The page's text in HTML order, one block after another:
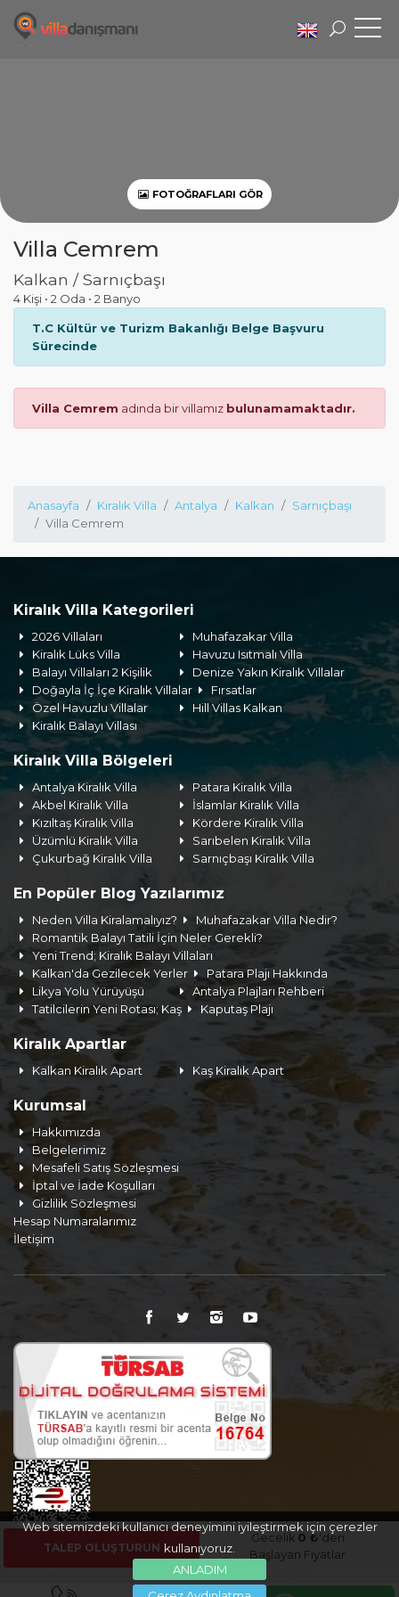
FOTOĞRAFLARI GÖR
Villa Cemrem
Kalkan / Sarnıçbaşı
4 Kişi • 2 Oda • 2 Banyo
T.C Kültür ve Turizm Bakanlığı Belge Başvuru
Sürecinde
Villa Cemrem adında bir villamız bulunamamaktadır.
Anasayfa Kiralık Villa Antalya Kalkan
Sarnıçbaşı
Villa Cemrem
Kiralık Villa Kategorileri
2026 Villaları
Muhafazakar Villa
Kiralık Lüks Villa
Havuzu Isıtmalı Villa
Balayı Villaları 2 Kişilik
Denize Yakın Kiralık Villalar
Doğayla İç İçe Kiralık Villalar
Fırsatlar
Özel Havuzlu Villalar
Hill Villas Kalkan
Kiralık Balayı Villası
Kiralık Villa Bölgeleri
Antalya Kiralık Villa
Patara Kiralık Villa
Akbel Kiralık Villa
İslamlar Kiralık Villa
Kızıltaş Kiralık Villa
Kördere Kiralık Villa
Üzümlü Kiralık Villa
Sarıbelen Kiralık Villa
Çukurbağ Kiralık Villa
Sarnıçbaşı Kiralık Villa
En Popüler Blog Yazılarımız
Neden Villa Kiralamalıyız?
Muhafazakar Villa Nedir?
Romantik Balayı Tatili İçin Neler Gerekli?
Yeni Trend; Kiralık Balayı Villaları
Kalkan'da Gezilecek Yerler
Patara Plajı Hakkında
Likya Yolu Yürüyüşü
Antalya Plajları Rehberi
Tatilcilerin Yeni Rotası; Kaş
Kaputaş Plajı
Kiralık Apartlar
Kalkan Kiralık Apart Kaş Kiralık Apart
Kurumsal
Hakkımızda
Belgelerimiz
Mesafeli Satış Sözleşmesi
İptal ve İade Koşulları
Gizlilik Sözleşmesi
Hesap Numaralarımız
İletişim
Web sitemizdeki kullanıcı deneyimini iyileştirmek için çerezler
kullanıyoruz.
ANLADIM
TALEP OLUŞTURUN
Gecelik 0 ₺'den
Başlayan Fiyatlar